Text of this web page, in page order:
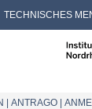
TECHNISCHES
ANTRAGO